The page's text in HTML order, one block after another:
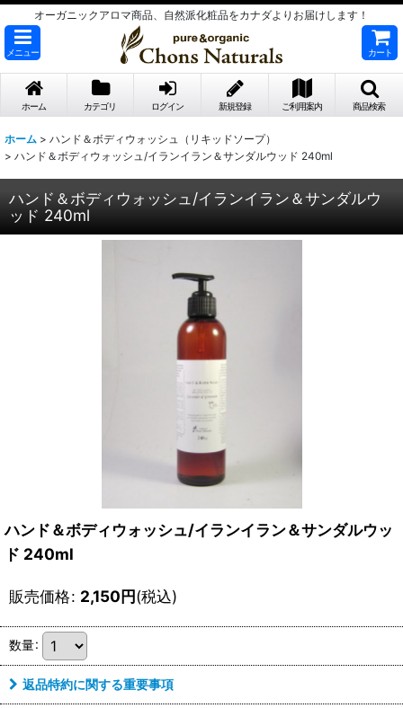
オーガニックアロマ商品、自然派化粧品をカナダよりお届けします！
メニュー カート
ホーム カテゴリ ログイン 新規登録 ご利用案内 商品検索
ホーム > ハンド＆ボディウォッシュ（リキッドソープ）
> ハンド＆ボディウォッシュ/イランイラン＆サンダルウッド 240ml
ハンド＆ボディウォッシュ/イランイラン＆サンダルウ
ッド 240ml
ハンド＆ボディウォッシュ/イランイラン＆サンダルウッ
ド 240ml
販売価格: 2,150円(税込)
数量:
返品特約に関する重要事項